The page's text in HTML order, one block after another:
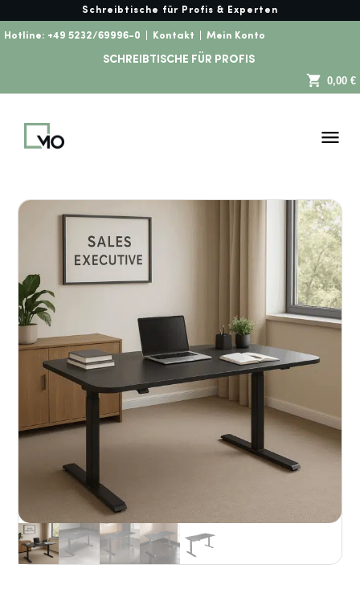
Schreibtische für Profis & Experten
Hotline: +49 5232/69996-0 Kontakt Mein Konto
SCHREIBTISCHE FÜR PROFIS
0,00 €